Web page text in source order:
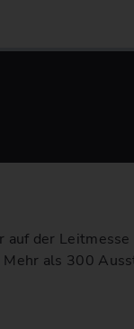
der
Mehr als 300